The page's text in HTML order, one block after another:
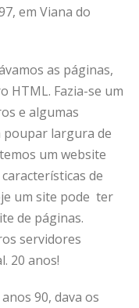
em Viana do
as páginas,
HTML. Fazia-se um
e algumas
poupar largura de
um website
de
um site pode ter
de páginas.
servidores
20 anos!
90, dava os